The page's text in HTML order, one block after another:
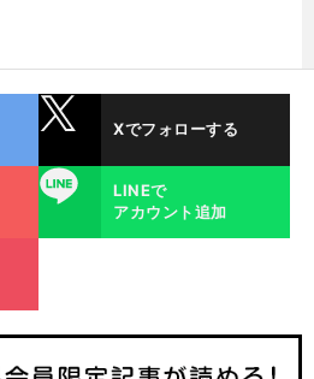
Xでフォローする
LINE
LINEで
アカウント追加